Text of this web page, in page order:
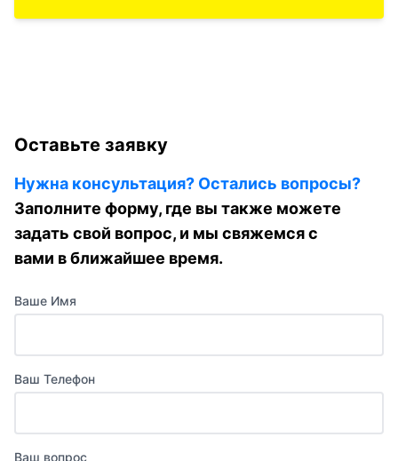
Оставьте заявку
Нужна консультация? Остались вопросы?
Заполните форму, где вы также можете
задать свой вопрос, и мы свяжемся с
вами в ближайшее время.
Ваше Имя
Ваш Телефон
Ваш вопрос